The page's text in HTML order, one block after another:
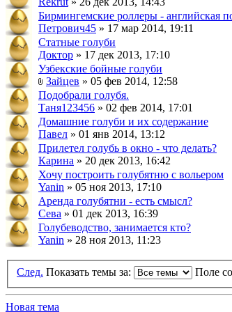
Бирмингемские роллеры - английская
Петрович45 » 17 мар 2014, 19:11
Статные голуби
Доктор » 17 дек 2013, 17:10
Узбекские бойные голуби
Зайцев » 05 фев 2014, 12:58
Подобрали голубя.
Таня123456 » 02 фев 2014, 17:01
Домашние голуби и их содержание
Павел » 01 янв 2014, 13:12
Прилетел голубь в окно - что делать?
Карина » 20 дек 2013, 16:42
Хочу построить голубятню с вольером
Yanin » 05 ноя 2013, 17:10
Аренда голубятни - есть смысл?
Сева » 01 дек 2013, 16:39
Голубеводство, занимается кто?
Yanin » 28 ноя 2013, 11:23
След. Показать темы за: Поле
Новая тема